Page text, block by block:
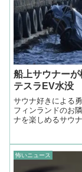
船上サウナー
テスラEV水没
サウナ好きによる
フィンランドのお
ナを楽しめるサウ
怖いニュース